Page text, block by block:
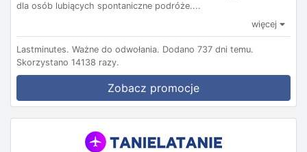
dla osób lubiących spontaniczne podróże....
więcej
Lastminutes. Ważne do odwołania. Dodano 737 dni temu.
Skorzystano 14138 razy.
Zobacz promocje